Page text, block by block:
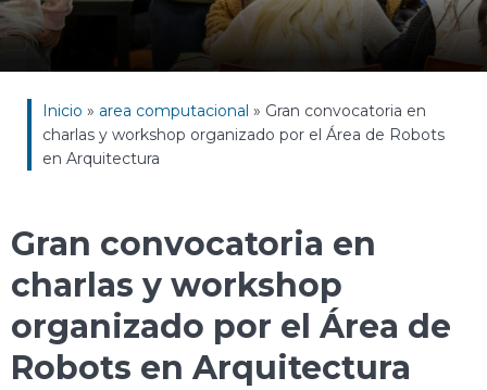
Inicio » area computacional » Gran convocatoria en
charlas y workshop organizado por el Área de Robots
en Arquitectura
Gran convocatoria en
charlas y workshop
organizado por el Área de
Robots en Arquitectura